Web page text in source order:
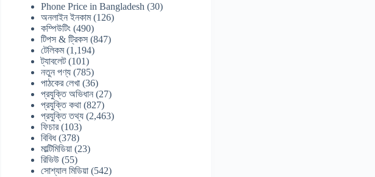
Phone Price in Bangladesh (30)
অনলাইন ইনকাম(126)
কম্পিউটিং (490)
টিপস & ট্রিকস (847)
টেলিকম(1,194)
ট্যাবলেট(101)
নতুন পণ্য (785)
পাঠকের লেখা (36)
প্রযুক্তি অভিধান (27)
প্রযুক্তি কথা (827)
প্রযুক্তি তথ্য (2,463)
ফিচার(103)
বিবিধ(378)
মাল্টিমিডিয়া (23)
রিভিউ (55)
সোশ্যাল মিডিয়া (542)